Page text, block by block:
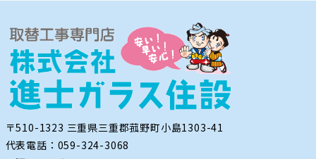
〒510-1323 三重県三重郡菰野町小島1303-41
代表電話：059-324-3068